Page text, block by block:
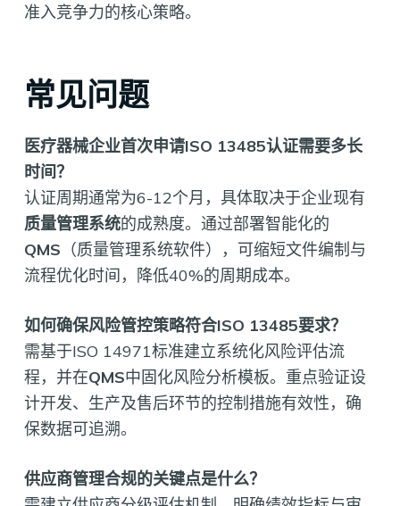
准入竞争力的核心策略。
常见问题
医疗器械企业首次申请ISO 13485认证需要多长
时间？
认证周期通常为6-12个月，具体取决于企业现有
质量管理系统的成熟度。通过部署智能化的
QMS （质量管理系统软件），可缩短文件编制与
流程优化时间，降低40%的周期成本。
如何确保风险管控策略符合ISO 13485要求？
需基于ISO 14971标准建立系统化风险评估流
程，并在QMS中固化风险分析模板。重点验证设
计开发、生产及售后环节的控制措施有效性，确
保数据可追溯。
供应商管理合规的关键点是什么？